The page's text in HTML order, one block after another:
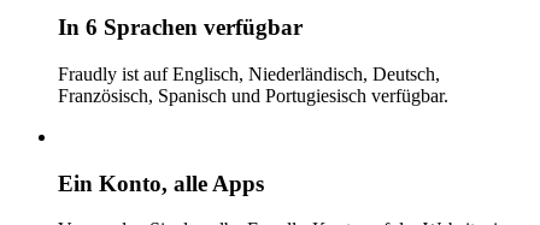
In 6 Sprachen verfügbar
Fraudly ist auf Englisch, Niederländisch, Deutsch,
Französisch, Spanisch und Portugiesisch verfügbar.
Ein Konto, alle Apps